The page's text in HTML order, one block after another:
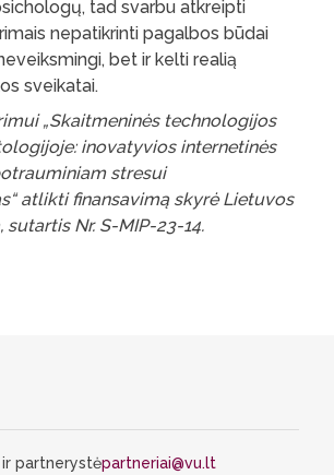
tad svarbu atkreipti
nepatikrinti pagalbos būdai
bet ir kelti realią
sveikatai.
„Skaitmeninės technologijos
inovatyvios internetinės
stresui
atlikti finansavimą skyrė Lietuvos
Nr. S-MIP-23-14.
ir partnerystėpartneriai@vu.lt